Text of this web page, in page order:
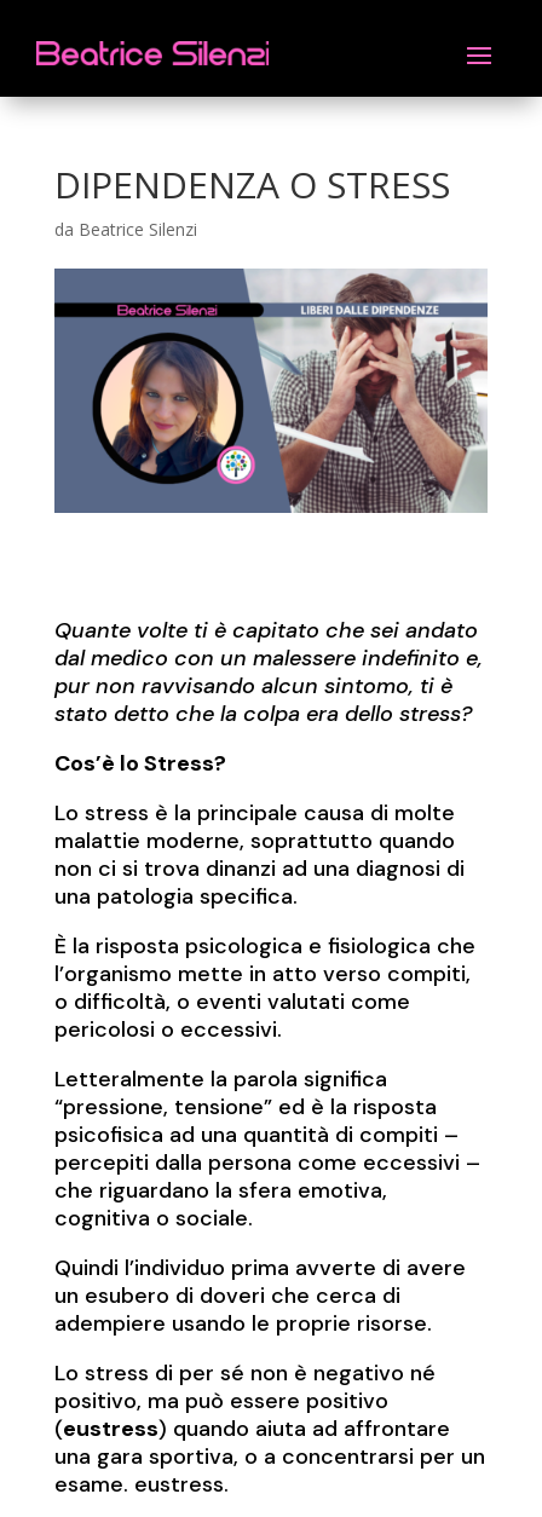
DIPENDENZA O STRESS
da Beatrice Silenzi
Quante volte ti è capitato che sei andato
dal medico con un malessere indefinito e,
pur non ravvisando alcun sintomo, ti è
stato detto che la colpa era dello stress?
Cos’è lo Stress?
Lo stress è la principale causa di molte
malattie moderne, soprattutto quando
non ci si trova dinanzi ad una diagnosi di
una patologia specifica.
È la risposta psicologica e fisiologica che
l’organismo mette in atto verso compiti,
o difficoltà, o eventi valutati come
pericolosi o eccessivi.
Letteralmente la parola significa
“pressione, tensione” ed è la risposta
psicofisica ad una quantità di compiti –
percepiti dalla persona come eccessivi –
che riguardano la sfera emotiva,
cognitiva o sociale.
Quindi l’individuo prima avverte di avere
un esubero di doveri che cerca di
adempiere usando le proprie risorse.
Lo stress di per sé non è negativo né
positivo, ma può essere positivo
(eustress) quando aiuta ad affrontare
una gara sportiva, o a concentrarsi per un
esame. eustress.